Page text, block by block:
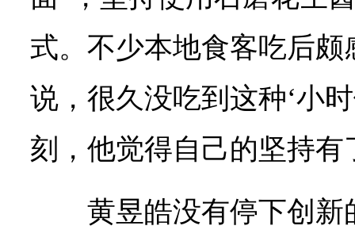
式。不少本地食客吃后颇
说，很久没吃到这种‘小
刻，他觉得自己的坚持有
黄昱皓没有停下创